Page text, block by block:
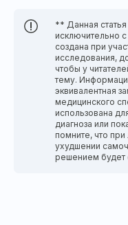
** Данная
исключительно
создана при
исследования,
чтобы у
тему.
эквивалентная
медицинского
использована
диагноза или
помните, что
ухудшении
решением будет